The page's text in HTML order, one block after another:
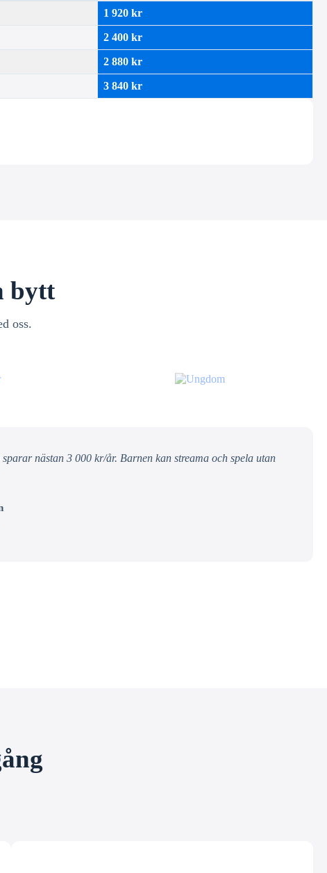
1 920 kr
2 400 kr
2 880 kr
3 840 kr
bytt
oss.
nästan 3 000 kr/år. Barnen kan streama och spela utan